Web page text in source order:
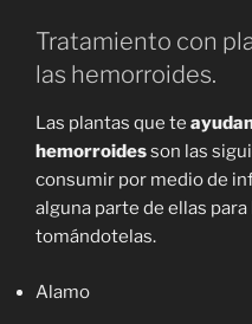
Tratamiento con
las hemorroides.
Las plantas que te
hemorroidesson las
consumir por medio de
alguna parte de ellas
tomándotelas.
Alamo